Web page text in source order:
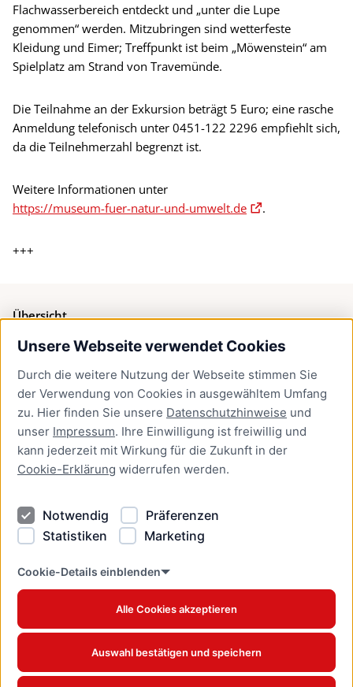
Unsere Webseite verwendet Cookies
Durch die weitere Nutzung der Webseite stimmen Sie
der Verwendung von Cookies in ausgewähltem Umfang
zu. Hier finden Sie unsere Datenschutzhinweise und
unser Impressum. Ihre Einwilligung ist freiwillig und
kann jederzeit mit Wirkung für die Zukunft in der
Cookie-Erklärung widerrufen werden.
Notwendig
Präferenzen
Statistiken
Marketing
Cookie-Details einblenden
Alle Cookies akzeptieren
Auswahl bestätigen und speichern
Flachwasserbereich entdeckt und „unter die Lupe
genommen“ werden. Mitzubringen sind wetterfeste
Kleidung und Eimer; Treffpunkt ist beim „Möwenstein“ am
Spielplatz am Strand von Travemünde.
Die Teilnahme an der Exkursion beträgt 5 Euro; eine rasche
Anmeldung telefonisch unter 0451-122 2296 empfiehlt sich,
da die Teilnehmerzahl begrenzt ist.
Weitere Informationen unter
https://museum-fuer-natur-und-umwelt.de
.
+++
Übersicht
Bürgerservice
Presse
Newsletter Lübeck:kompakt
Kontakt
Kontakt
Datenschutzhinweise
Barrierefreiheit
Cookie Erklärung
www.luebeck.de